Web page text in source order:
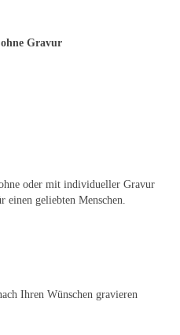
Gravur
oder mit individueller Gravur
einen geliebten Menschen.
Ihren Wünschen gravieren